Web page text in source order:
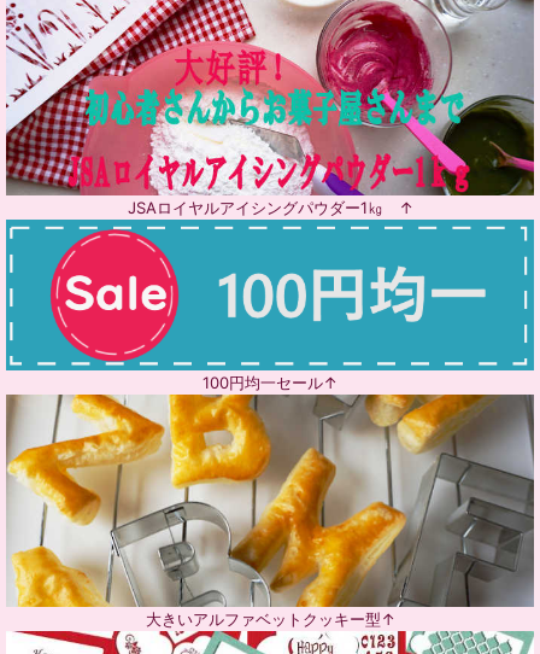
JSAロイヤルアイシングパウダー1㎏ ↑
100円均一セール↑
大きいアルファベットクッキー型↑